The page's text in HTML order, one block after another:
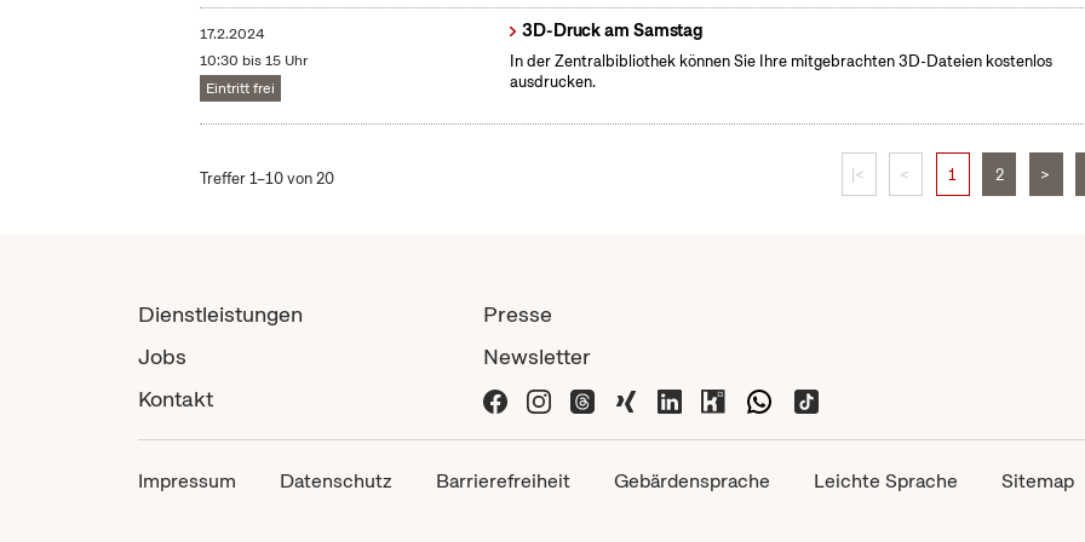
17.2.2024
10:30 bis 15 Uhr
Eintritt frei
3D-Druck am Samstag
In der Zentralbibliothek können Sie Ihre mitgebrachten 3D-Dateien kostenlos
ausdrucken.
Treffer 1–10 von 20 |< < 1 2 >
Dienstleistungen
Jobs
Kontakt
Presse
Newsletter
Impressum Datenschutz Barrierefreiheit Gebärdensprache Leichte Sprache Sitemap